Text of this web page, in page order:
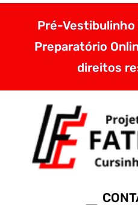
Pré-Vestibulinho
Preparatório
direitos